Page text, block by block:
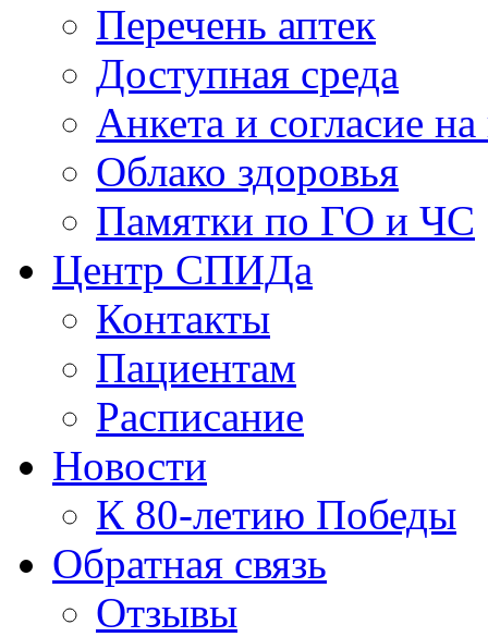
Перечень аптек
Доступная среда
Анкета и согласие
Облако здоровья
Памятки по ГО и ЧС
Центр СПИДа
Контакты
Пациентам
Расписание
Новости
К 80-летию Победы
Обратная связь
Отзывы